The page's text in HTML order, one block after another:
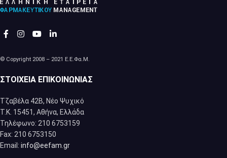
© Copyright 2008 – 2021 Ε.Ε.Φα.Μ.
ΣΤΟΙΧΕΊΑ ΕΠΙΚΟΙΝΩΝΊΑΣ
Τζαβέλα 42Β, Νέο Ψυχικό
Τ.Κ. 15451, Αθήνα, Eλλάδα
Τηλέφωνο: 210 6753159
Fax: 210 6753150
Email: info@eefam.gr